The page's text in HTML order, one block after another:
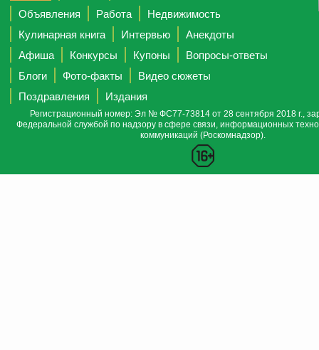
Объявления
Работа
Недвижимость
Кулинарная книга
Интервью
Анекдоты
Афиша
Конкурсы Купоны
Вопросы-ответы
Блоги
Фото-факты
Видео сюжеты
Поздравления
Издания
Регистрационный номер: Эл № ФС77-73814 от 28 сентября 2018 г.,
Федеральной службой по надзору в сфере связи, информационных
коммуникаций (Роскомнадзор).